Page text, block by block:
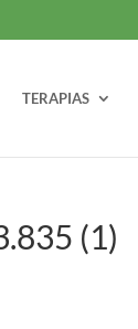
TERAPIAS
(1)